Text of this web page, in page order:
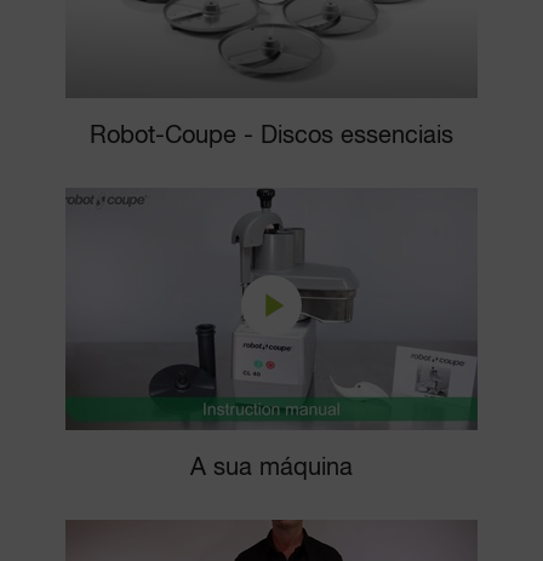
Robot-Coupe - Discos essenciais
A sua máquina